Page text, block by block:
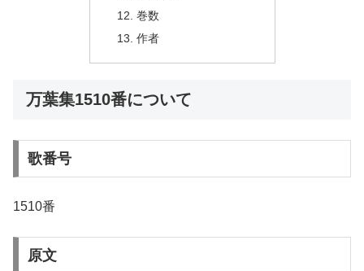
巻数
作者
万葉集1510番について
歌番号
1510番
原文